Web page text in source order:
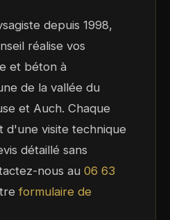
depuis 1998,
réalise vos
et béton à
de la vallée du
et Auch. Chaque
d'une visite technique
détaillé sans
nous au 06 63
formulaire de